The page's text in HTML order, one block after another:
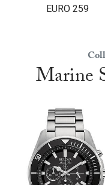
EURO 259
Marine